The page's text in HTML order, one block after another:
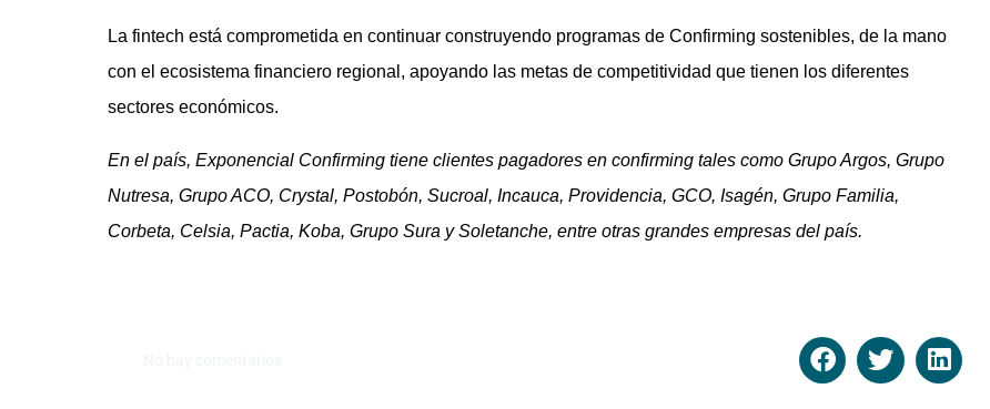
La fintech está comprometida en continuar construyendo programas de Confirming sostenibles, de la mano
con el ecosistema financiero regional, apoyando las metas de competitividad que tienen los diferentes
sectores económicos.
En el país, Exponencial Confirming tiene clientes pagadores en confirming tales como Grupo Argos, Grupo
Nutresa, Grupo ACO, Crystal, Postobón, Sucroal, Incauca, Providencia, GCO, Isagén, Grupo Familia,
Corbeta, Celsia, Pactia, Koba, Grupo Sura y Soletanche, entre otras grandes empresas del país.